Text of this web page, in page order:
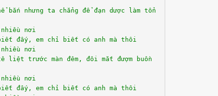
bắn nhưng ta chẳng để đạn dược làm tổn
nơi
đấy, em chỉ biết có anh mà thôi
nơi
liệt trước màn đêm, đôi mắt đượm buồn
nơi
đấy, em chỉ biết có anh mà thôi